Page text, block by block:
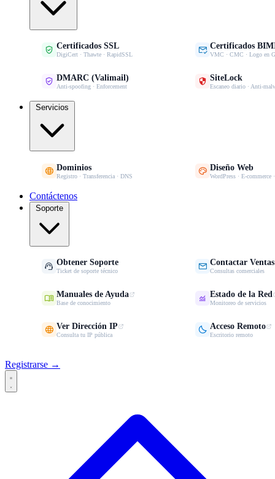
 Certificados SSL
DigiCert · Thawte · RapidSSL  Certificados
VMC · CMC · Logo en
 DMARC (Valimail)
Anti-spoofing · Enforcement  SiteLock
Escaneo diario · Anti-
Servicios
 Dominios
Registro · Transferencia · DNS  Diseño Web
WordPress · E-commerce
Contáctenos
Soporte
 Obtener Soporte
Ticket de soporte técnico  Contactar Ventas
Consultas comerciales
 Manuales de Ayuda
Base de conocimiento  Estado de la Red
Monitoreo de servicios
 Ver Dirección IP
Consulta tu IP pública  Acceso Remoto
Escritorio remoto
Registrarse →